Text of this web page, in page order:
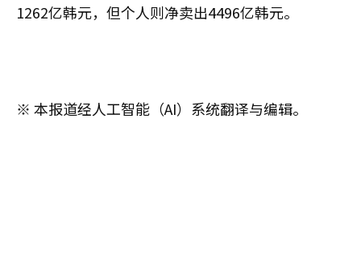
1262亿韩元，但个人则净卖出4496亿韩元。
※ 本报道经人工智能（AI）系统翻译与编辑。